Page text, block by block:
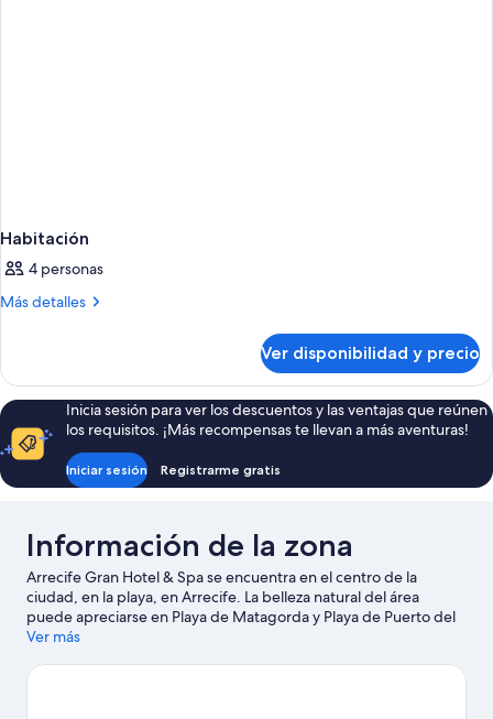
Habitación
4 personas
Más detalles
Más
Ver disponibilidad y precio
Inicia sesión para ver los descuentos y las ventajas que reúnen
los requisitos. ¡Más recompensas te llevan a más aventuras!
Iniciar sesión Registrarme gratis
Información de la zona
Arrecife Gran Hotel & Spa se encuentra en el centro de la
ciudad, en la playa, en Arrecife. La belleza natural del área
puede apreciarse en Playa de Matagorda y Playa de Puerto del
Carmen. ¿Quieres asistir a un evento o partido mientras estás en
Deportiva de Lanzarote o Centro deportivo Fariones. En la zona
Ver más